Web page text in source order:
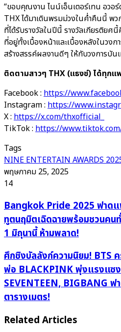
“ขอบคุณงาน ไนน์เอ็นเตอร์เทน อวอร์
THX ได้มาเดินพรมม่วงในค่ำคืนนี้ พ
ที่ได้รับรางวัลในปีนี้ รางวัลเกียรติยศ
ที่อยู่ทั้งเบื้องหน้าและเบื้องหลังในว
สร้างสรรค์ผลงานดีๆ ให้กับวงการบันเ
ติดตามสาวๆ THX (แธงซ์) ได้ทุก
Facebook : https://
Instagram : https://
X : https://x.com/thxofficial_
TikTok : https://
Tags
NINE ENTERTAIN AWARDS
พฤษภาคม 25, 2025
14
Bangkok
Pride
2025
ฟาด
แฟชั่น
ผ้า
ไทย
สุด
เฟียส!
ทูต
Bangkok Pride 2025 ฟาด
ทูตนฤมิตเฉิดฉายพร้อมชวนคน
1 มิถุนานี้ ห้ามพลาด!
ศึก
ชิง
บัลลังก์
ความ
นิยม!
BTS
ครอง
ศึกชิงบัลลังก์ความนิยม! BTS
พ่อ BLACKPINK พุ่งแรงแซ
SEVENTEEN, BIGBANG ฟ
ตารางเมตร!
Related Articles